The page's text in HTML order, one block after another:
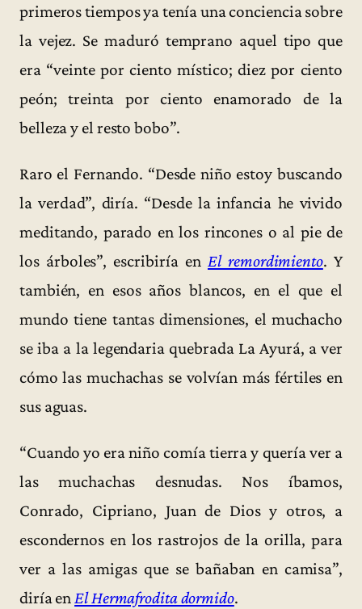
primeros tiempos ya tenía una conciencia sobre
la vejez. Se maduró temprano aquel tipo que
era “veinte por ciento místico; diez por ciento
peón; treinta por ciento enamorado de la
belleza y el resto bobo”.
Raro el Fernando. “Desde niño estoy buscando
la verdad”, diría. “Desde la infancia he vivido
meditando, parado en los rincones o al pie de
los árboles”, escribiría en El remordimiento. Y
también, en esos años blancos, en el que el
mundo tiene tantas dimensiones, el muchacho
se iba a la legendaria quebrada La Ayurá, a ver
cómo las muchachas se volvían más fértiles en
sus aguas.
“Cuando yo era niño comía tierra y quería ver a
las muchachas desnudas. Nos íbamos,
Conrado, Cipriano, Juan de Dios y otros, a
escondernos en los rastrojos de la orilla, para
ver a las amigas que se bañaban en camisa”,
diría enEl Hermafrodita dormido.